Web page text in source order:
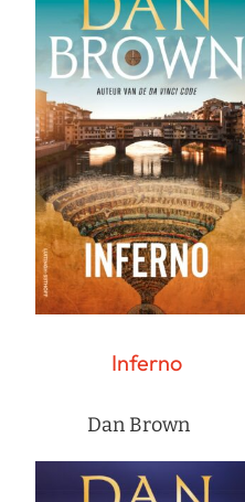
Inferno
Dan Brown